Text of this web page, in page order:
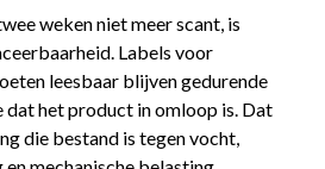
weken niet meer scant, is
Labels voor
leesbaar blijven gedurende
dat het product in omloop is. Dat
die bestand is tegen vocht,